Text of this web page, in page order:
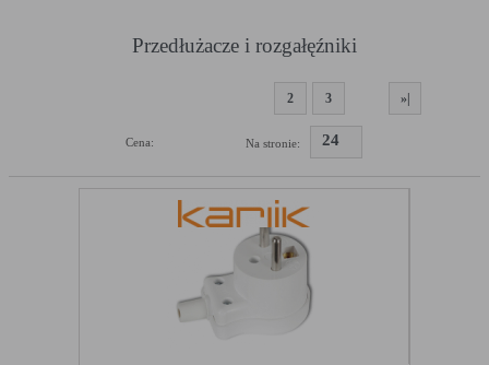
Przedłużacze i rozgałęźniki
2 3 »|
Na stronie: 24
Cena: